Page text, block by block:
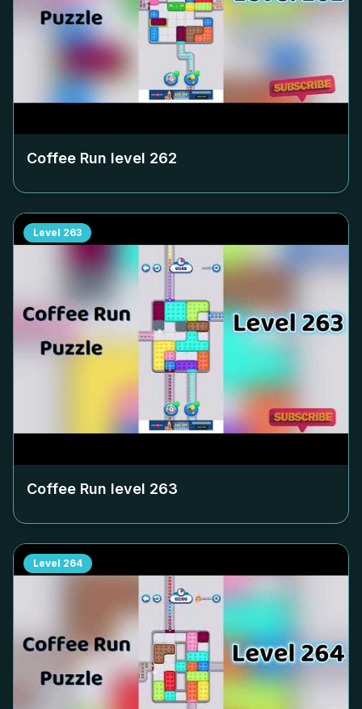
Coffee Run level 262
Level 263
Coffee Run level 263
Level 264